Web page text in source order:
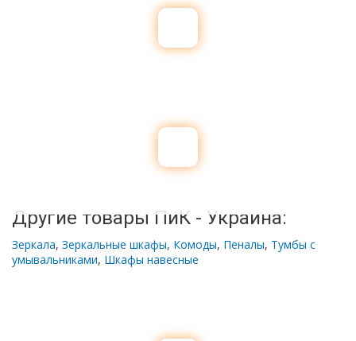
Другие товары ПиК - Украина:
Зеркала, Зеркальные шкафы, Комоды, Пеналы, Тумбы с
умывальниками, Шкафы навесные